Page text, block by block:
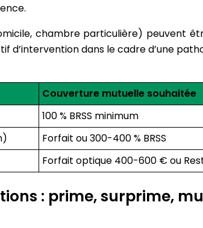
chambre particulière) peuvent
dans le cadre d’une
Couverture mutuelle souhaitée
100 % BRSS minimum
Forfait ou 300-400 % BRSS
Forfait optique 400-600 € ou
: prime, surprime,